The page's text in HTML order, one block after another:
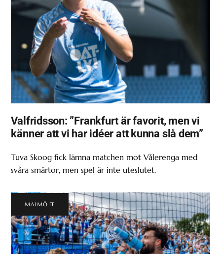
Valfridsson: ”Frankfurt är favorit, men vi
känner att vi har idéer att kunna slå dem”
Tuva Skoog fick lämna matchen mot Vålerenga med
svåra smärtor, men spel är inte uteslutet.
MALMÖ FF